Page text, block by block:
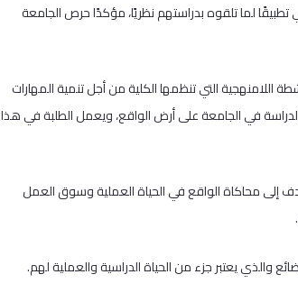
لما تلقوه بدراستهم نظريًا، مؤكدًا حرص الجامعة
التي تنظمها الكلية من أجل تنمية المهارات
في الجامعة على أرض الواقع، ويعمل الطلبة في هذا
إلى محاكاة الواقع في الحياة العملية وسوق العمل
والذي يعتبر جزء من الحياة الدراسية والعملية لهم.